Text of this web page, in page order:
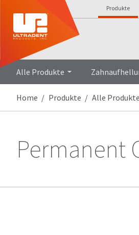
Produkte
Alle Produkte
Home Produkte Alle Produkte
Permanent